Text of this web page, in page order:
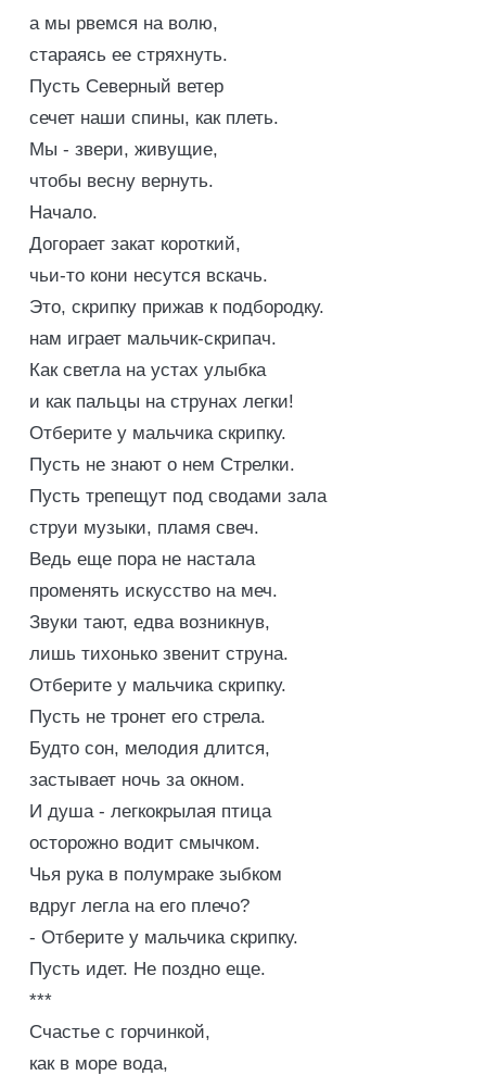
а мы рвемся на волю,
стараясь ее стряхнуть.
Пусть Северный ветер
сечет наши спины, как плеть.
Мы - звери, живущие,
чтобы весну вернуть.
Начало.
Догорает закат короткий,
чьи-то кони несутся вскачь.
Это, скрипку прижав к подбородку.
нам играет мальчик-скрипач.
Как светла на устах улыбка
и как пальцы на струнах легки!
Отберите у мальчика скрипку.
Пусть не знают о нем Стрелки.
Пусть трепещут под сводами зала
струи музыки, пламя свеч.
Ведь еще пора не настала
променять искусство на меч.
Звуки тают, едва возникнув,
лишь тихонько звенит струна.
Отберите у мальчика скрипку.
Пусть не тронет его стрела.
Будто сон, мелодия длится,
застывает ночь за окном.
И душа - легкокрылая птица
осторожно водит смычком.
Чья рука в полумраке зыбком
вдруг легла на его плечо?
- Отберите у мальчика скрипку.
Пусть идет. Не поздно еще.
***
Счастье с горчинкой,
как в море вода,